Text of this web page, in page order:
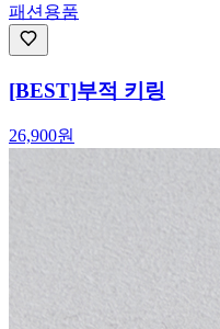
패션용품
[BEST]부적 키링
26,900원